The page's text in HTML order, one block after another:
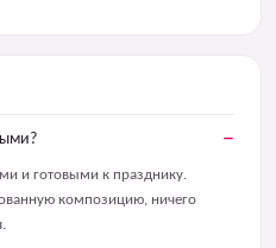
и готовыми к празднику.
композицию, ничего